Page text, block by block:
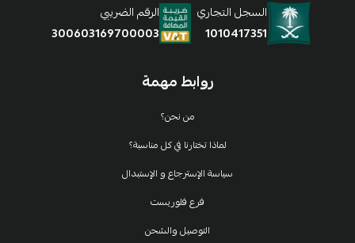
روابط مهمة
من نحن؟
لماذا تختارنا في كل مناسبة؟
سياسة الإسترجاع و الإستبدال
فرع فلوريست
التوصيل والشحن
السجل التجاري
1010417351
الرقم الضريبي
300603169700003